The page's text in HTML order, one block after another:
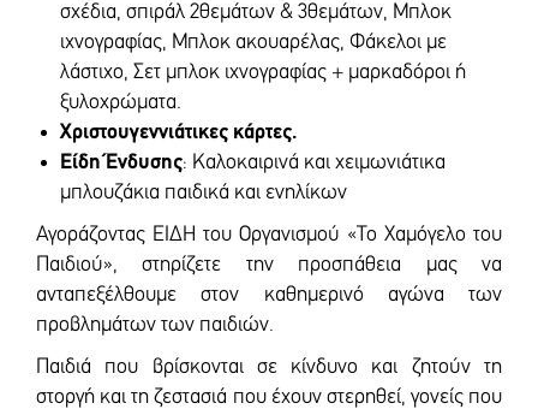
σχέδια, σπιράλ 2θεμάτων & 3θεμάτων, Μπλοκ
ιχνογραφίας, Μπλοκ ακουαρέλας, Φάκελοι με
λάστιχο, Σετ μπλοκ ιχνογραφίας + μαρκαδόροι ή
ξυλοχρώματα.
Χριστουγεννιάτικες κάρτες.
Είδη Ένδυσης: Καλοκαιρινά και χειμωνιάτικα
μπλουζάκια παιδικά και ενηλίκων
Αγοράζοντας ΕΙΔΗ του Οργανισμού «Το Χαμόγελο του
Παιδιού», στηρίζετε την προσπάθεια μας να
ανταπεξέλθουμε στον καθημερινό αγώνα των
προβλημάτων των παιδιών.
Παιδιά που βρίσκονται σε κίνδυνο και ζητούν τη
στοργή και τη ζεστασιά που έχουν στερηθεί, γονείς που